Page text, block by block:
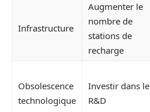
Infrastructure
Augmenter le
nombre de
stations de
recharge
Obsolescence
technologique
Investir dans le
R&D